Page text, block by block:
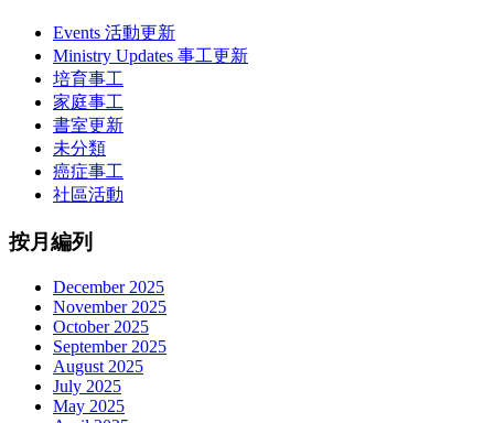
Events 活動更新
Ministry Updates 事工更新
培育事工
家庭事工
書室更新
未分類
癌症事工
社區活動
按月編列
December 2025
November 2025
October 2025
September 2025
August 2025
July 2025
May 2025